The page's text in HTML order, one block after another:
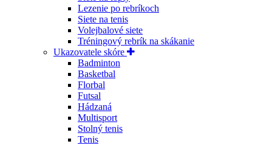
Lezenie po rebríkoch
Siete na tenis
Volejbalové siete
Tréningový rebrík na skákanie
Ukazovatele skóre
Badminton
Basketbal
Florbal
Futsal
Hádzaná
Multisport
Stolný tenis
Tenis